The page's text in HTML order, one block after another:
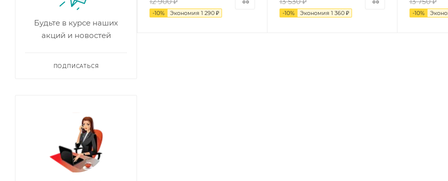
-10% Экономия 1 290 ₽ -10% Экономия 1 360₽ -10%
Будьте в курсе наших
акций и новостей
ПОДПИСАТЬСЯ